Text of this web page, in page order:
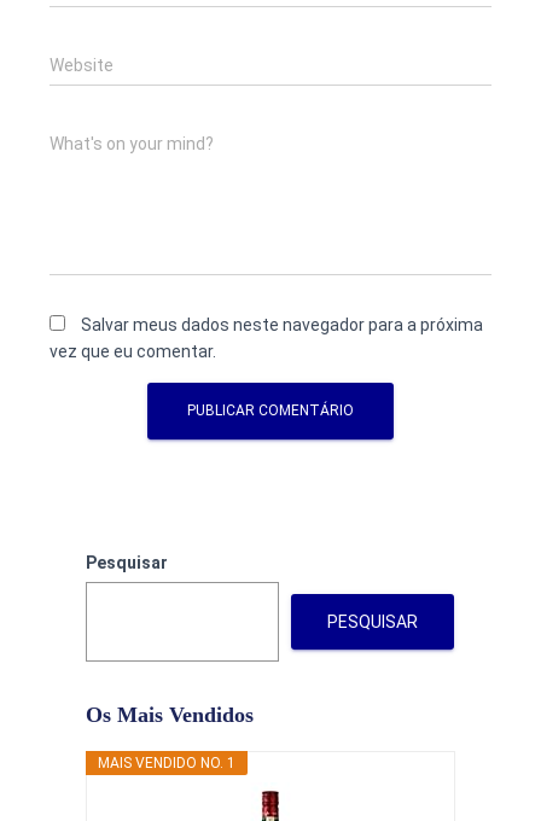
Website
What's on your mind?
Salvar meus dados neste navegador para a próxima
vez que eu comentar.
Pesquisar
PESQUISAR
Os Mais Vendidos
MAIS VENDIDO NO. 1